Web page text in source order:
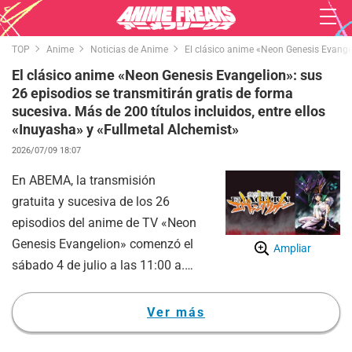
TOP Anime Noticias de Anime El clásico anime «Neon Genesis
El clásico anime «Neon Genesis Evangelion»: sus
26 episodios se transmitirán gratis de forma
sucesiva. Más de 200 títulos incluidos, entre ellos
«Inuyasha» y «Fullmetal Alchemist»
2026/07/09 18:07
Ampliar
En ABEMA, la transmisión
gratuita y sucesiva de los 26
episodios del anime de TV «Neon
Genesis Evangelion» comenzó el
sábado 4 de julio a las 11:00 a.
están ofreciendo de forma
gratuita más de 200 títulos de
Ver más